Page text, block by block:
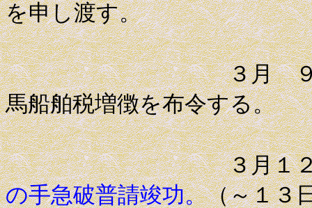
を申し渡す。
３月 ９日 薩摩
馬船舶税増徴を布令する。
３月１
の手急破普請竣功。（～１３